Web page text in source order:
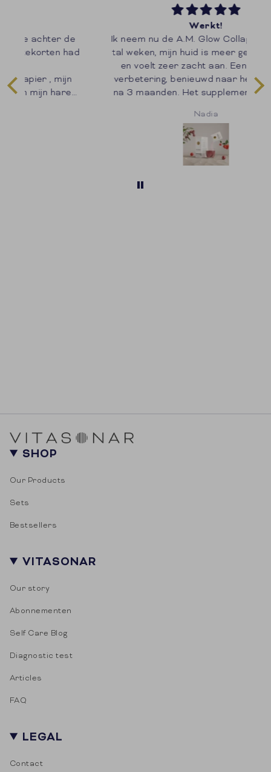
Ik neem nu de A.M. Glow Collageen+ een 3
tal weken, mijn huid is meer gehydrateerd
en voelt zeer zacht aan. Een duidelijke
verbetering, benieuwd naar het resultaat
na 3 maanden. Het supplement heeft ook
SHOP
Our Products
Sets
Bestsellers
VITASONAR
Our story
Abonnementen
Self Care Blog
Diagnostic test
Articles
FAQ
LEGAL
Contact